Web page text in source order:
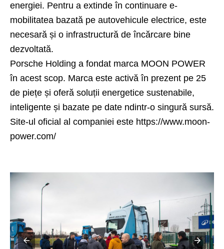
energiei. Pentru a extinde în continuare e-
mobilitatea bazată pe autovehicule electrice, este
necesară și o infrastructură de încărcare bine
dezvoltată.
Porsche Holding a fondat marca MOON POWER
în acest scop. Marca este activă în prezent pe 25
de piețe și oferă soluții energetice sustenabile,
inteligente și bazate pe date ndintr-o singură sursă.
Site-ul oficial al companiei este https://www.moon-
power.com/